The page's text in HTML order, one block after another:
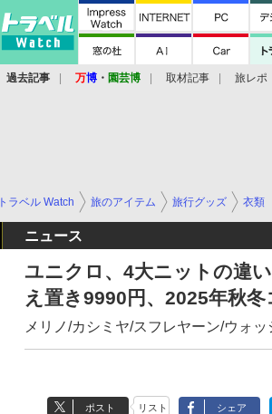
過去記事 万博 ・ 園芸博 取材記事 旅レポ
トラベル Watch 旅のアイテム 旅行グッズ 衣類
ニュース
ユニクロ、4大ニットの違
え置き9990円、2025年秋
メリノ/カシミヤ/スフレヤーン/ウォッ
ポスト リスト シェア